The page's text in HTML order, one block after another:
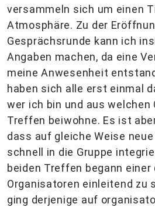
versammeln sich um einen
Atmosphäre. Zu der
Gesprächsrunde kann ich
Angaben machen, da eine
meine Anwesenheit
haben sich alle erst einmal
wer ich bin und aus welchen
Treffen beiwohne. Es ist
dass auf gleiche Weise
schnell in die Gruppe
beiden Treffen begann einer
Organisatoren einleitend zu
ging derjenige auf